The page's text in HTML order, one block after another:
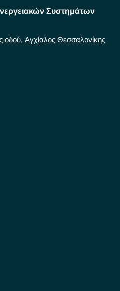
Συστημάτων
οδού, Αγχίαλος Θεσσαλονίκης